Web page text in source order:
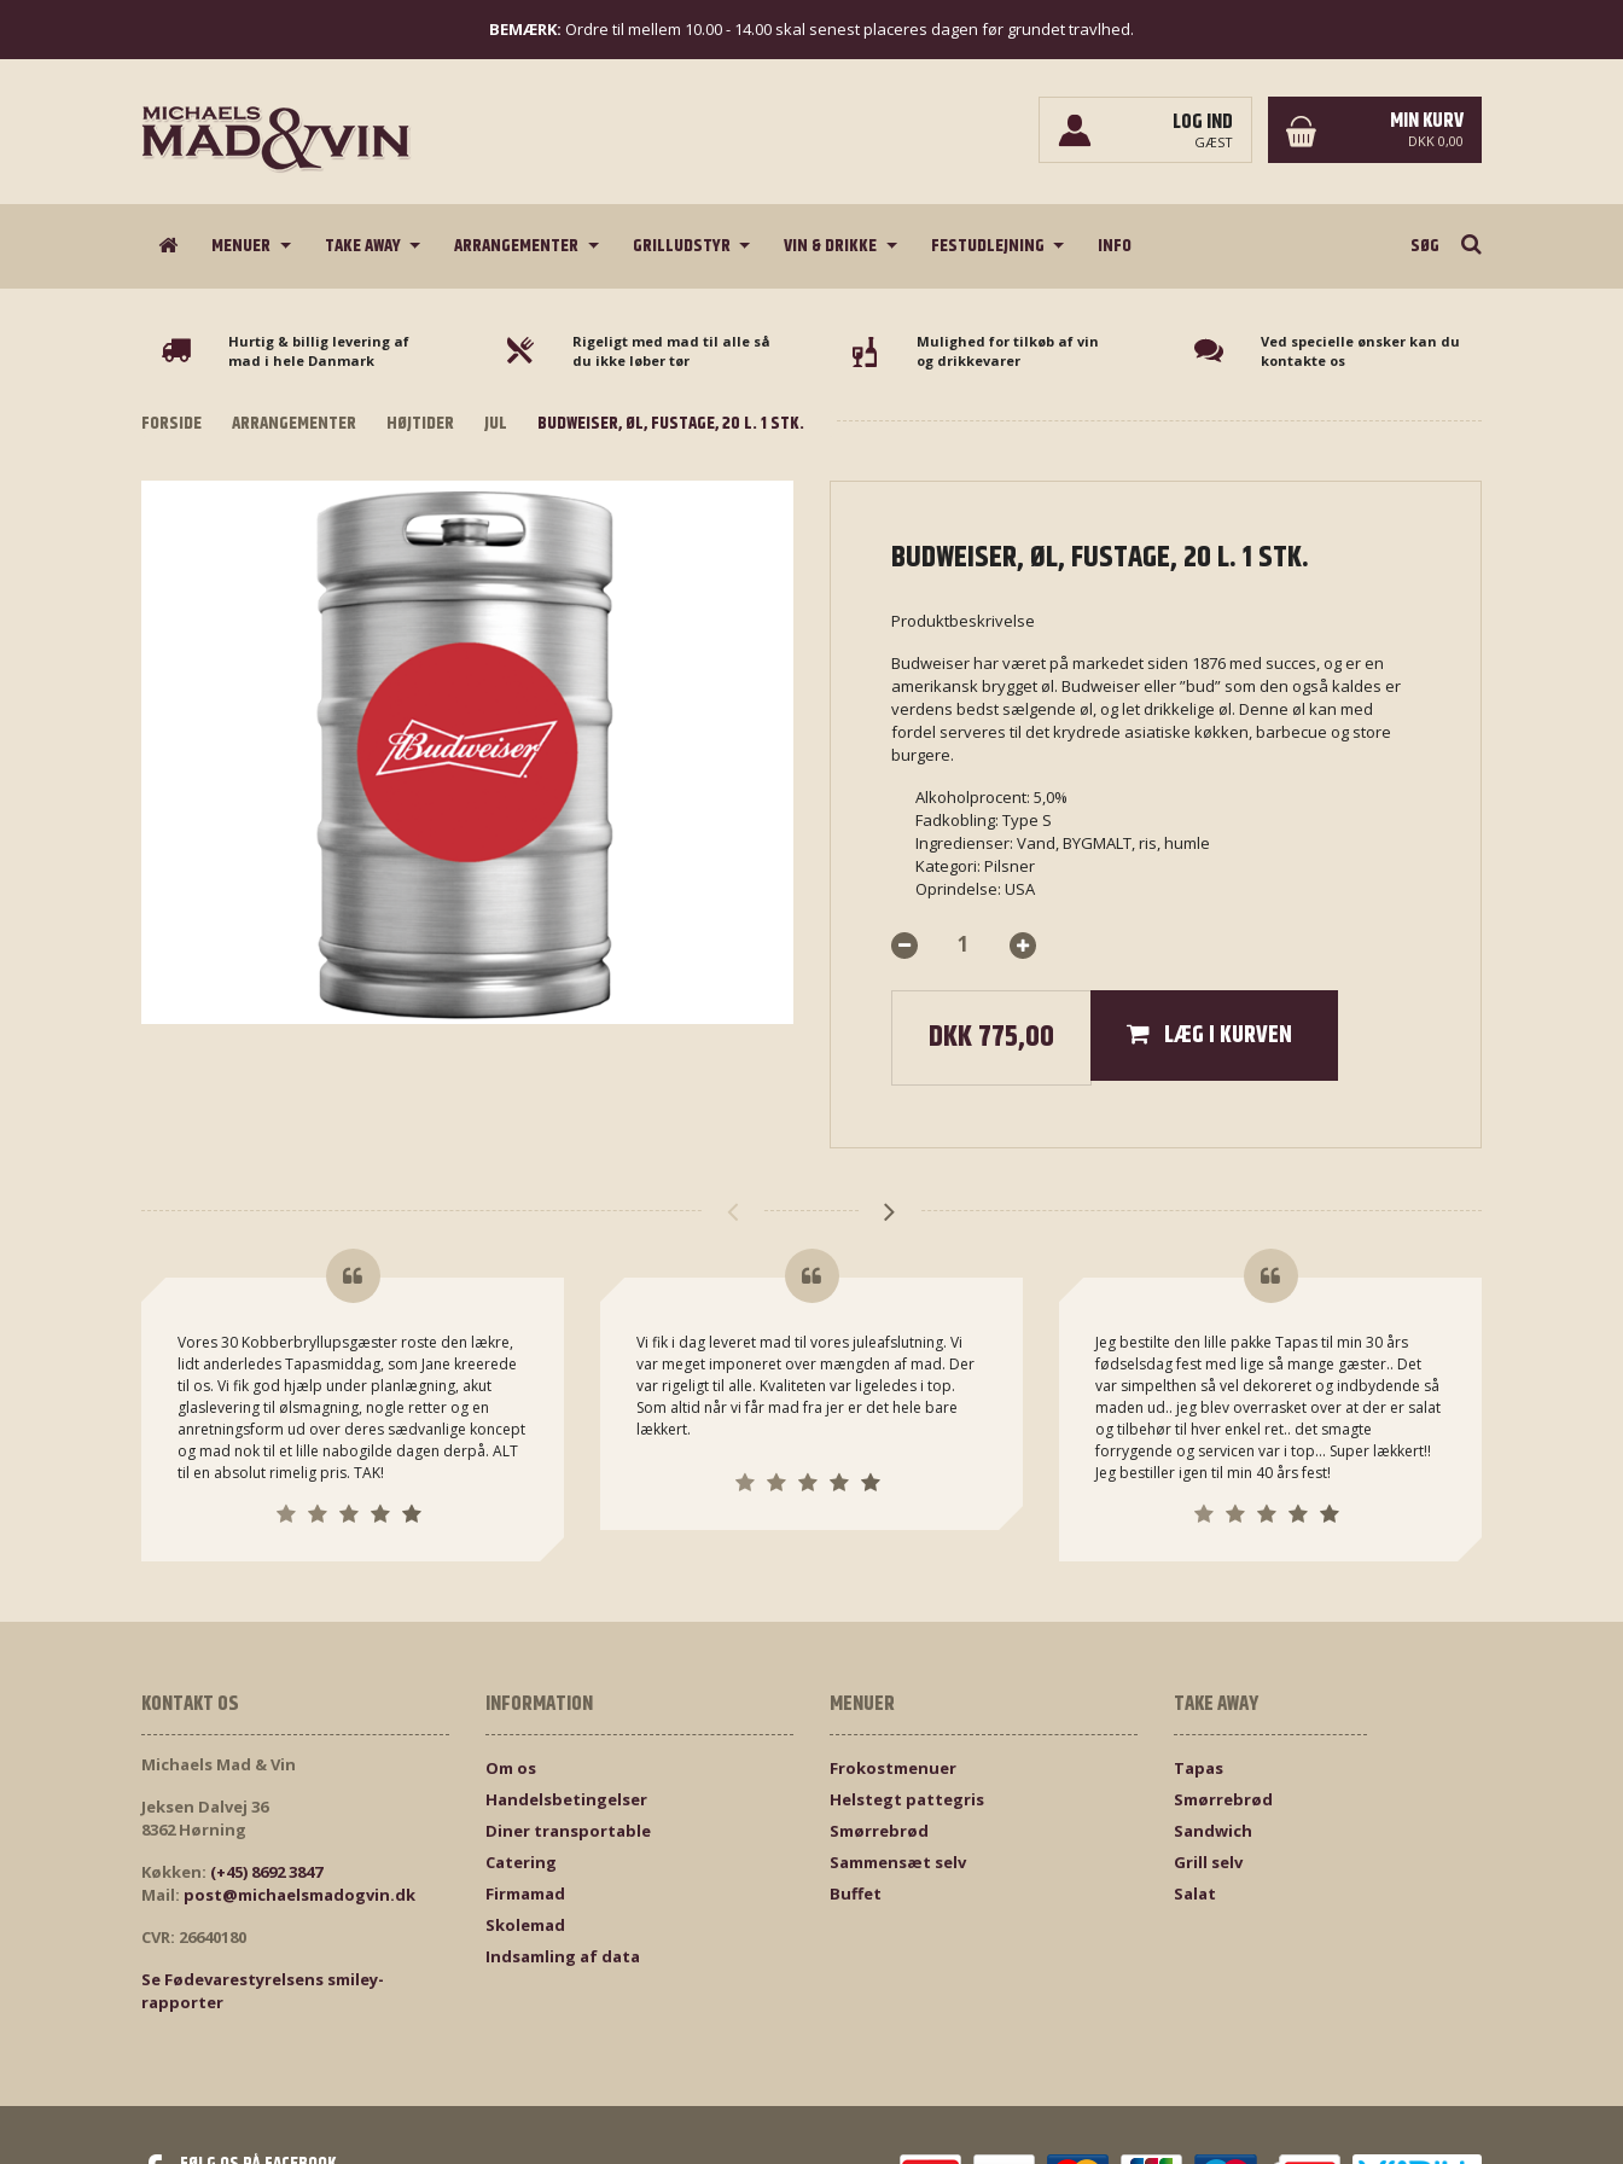
BEMÆRK: Ordre til mellem 10.00 - 14.00 skal senest placeres dagen før grundet travlhed.
LOG IND
GÆST
MIN KURV
DKK 0,00
MENUER TAKE AWAY ARRANGEMENTER GRILLUDSTYR VIN & DRIKKE FESTUDLEJNING INFO
Hurtig & billig levering af
mad i hele Danmark
Rigeligt med mad til alle så
du ikke løber tør
Mulighed for tilkøb af vin
og drikkevarer
Ved specielle ønsker kan du
kontakte os
FORSIDE ARRANGEMENTER HØJTIDER JUL BUDWEISER, ØL, FUSTAGE, 20 L. 1 STK.
BUDWEISER, ØL, FUSTAGE, 20 L. 1 STK.
Produktbeskrivelse
Budweiser har været på markedet siden 1876 med succes, og er en
amerikansk brygget øl. Budweiser eller ”bud” som den også kaldes er
verdens bedst sælgende øl, og let drikkelige øl. Denne øl kan med
fordel serveres til det krydrede asiatiske køkken, barbecue og store
burgere.
Alkoholprocent: 5,0%
Fadkobling: Type S
Ingredienser: Vand, BYGMALT, ris, humle
Kategori: Pilsner
Oprindelse: USA
DKK 775,00 LÆG I KURVEN
Vores 30 Kobberbryllupsgæster roste den lækre,
lidt anderledes Tapasmiddag, som Jane kreerede
til os. Vi fik god hjælp under planlægning, akut
glaslevering til ølsmagning, nogle retter og en
anretningsform ud over deres sædvanlige koncept
og mad nok til et lille nabogilde dagen derpå. ALT
til en absolut rimelig pris. TAK!
Vi fik i dag leveret mad til vores juleafslutning. Vi
var meget imponeret over mængden af mad. Der
var rigeligt til alle. Kvaliteten var ligeledes i top.
Som altid når vi får mad fra jer er det hele bare
lækkert.
Jeg bestilte den lille pakke Tapas til min 30 års
fødselsdag fest med lige så mange gæster.. Det
var simpelthen så vel dekoreret og indbydende så
maden ud.. jeg blev overrasket over at der er salat
og tilbehør til hver enkel ret.. det smagte
forrygende og servicen var i top... Super lækkert!!
Jeg bestiller igen til min 40 års fest!
KONTAKT OS
Michaels Mad & Vin
Jeksen Dalvej 36
8362 Hørning
Køkken: (+45) 8692 3847
Mail: post@michaelsmadogvin.dk
CVR: 26640180
Se Fødevarestyrelsens smiley-
rapporter
INFORMATION
Om os
Handelsbetingelser
Diner transportable
Catering
Firmamad
Skolemad
Indsamling af data
MENUER
Frokostmenuer
Helstegt pattegris
Smørrebrød
Sammensæt selv
Buffet
TAKE AWAY
Tapas
Smørrebrød
Sandwich
Grill selv
Salat